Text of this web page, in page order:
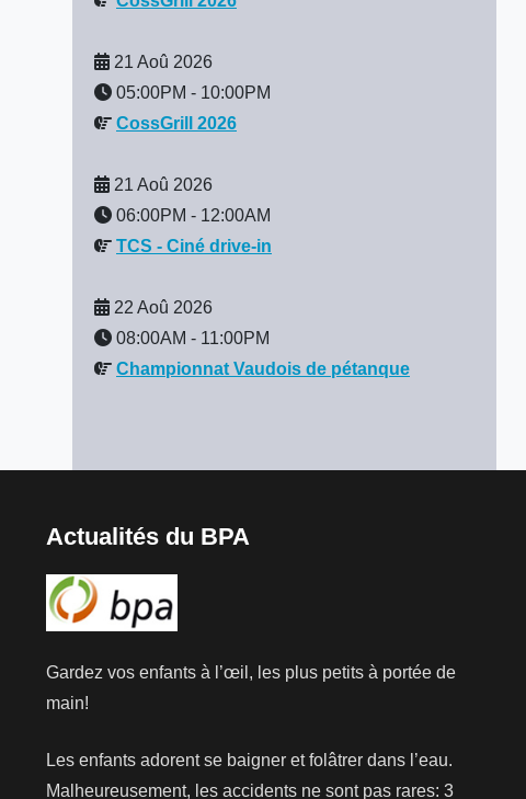
21 Aoû 2026
05:00PM - 10:00PM
CossGrill 2026
21 Aoû 2026
06:00PM - 12:00AM
TCS - Ciné drive-in
22 Aoû 2026
08:00AM - 11:00PM
Championnat Vaudois de pétanque
Actualités du BPA
Gardez vos enfants à l’œil, les plus petits à portée de
main!
Les enfants adorent se baigner et folâtrer dans l’eau.
Malheureusement, les accidents ne sont pas rares: 3